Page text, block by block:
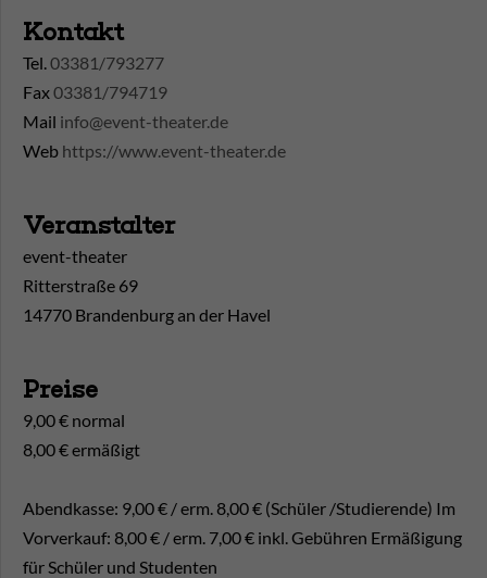
Kontakt
Tel.03381/793277
Fax03381/794719
Mail info@event-theater.de
Web https://www.event-theater.de
Veranstalter
event-theater
Ritterstraße 69
14770 Brandenburg an der Havel
Preise
9,00 € normal
8,00 € ermäßigt
Abendkasse: 9,00 € / erm. 8,00 € (Schüler /Studierende) Im
Vorverkauf: 8,00 € / erm. 7,00 € inkl. Gebühren Ermäßigung
für Schüler und Studenten